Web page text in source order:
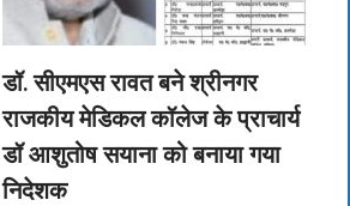
डॉ. सीएमएस रावत बने श्रीनगर
राजकीय मेडिकल कॉलेज के प्राचार्य
डॉ आशुतोष सयाना को बनाया गया
निदेशक